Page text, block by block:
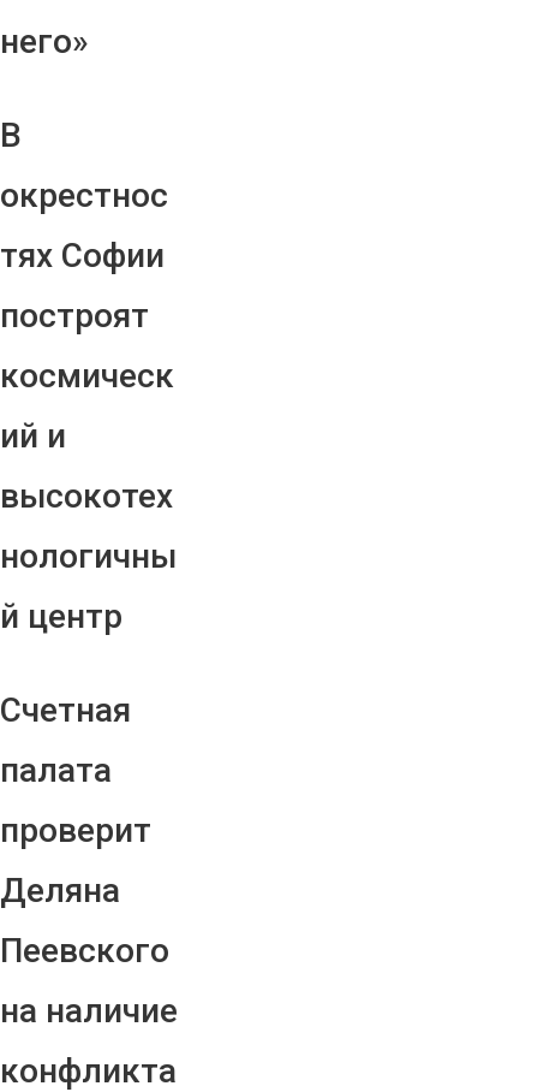
него»
В
окрестнос
тях Софии
построят
космическ
ий и
высокотех
нологичны
й центр
Счетная
палата
проверит
Деляна
Пеевского
на наличие
конфликта